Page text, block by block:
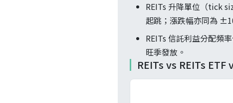
REITs 升降單位（tick
起跳；漲跌幅亦同為
REITs 信託利益分配頻
旺季發放。
REITs vs REITs ETF